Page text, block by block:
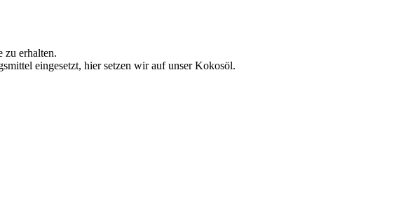
zu erhalten.
eingesetzt, hier setzen wir auf unser Kokosöl.